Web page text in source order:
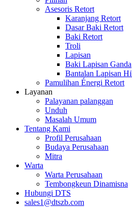
Asesoris Retort
Karanjang Retort
Dasar Baki Retort
Baki Retort
Troli
Lapisan
Baki Lapisan Ganda
Bantalan Lapisan
Pamulihan Énergi Retort
Layanan
Palayanan palanggan
Unduh
Masalah Umum
Tentang Kami
Profil Perusahaan
Budaya Perusahaan
Mitra
Warta
Warta Perusahaan
Tembongkeun Dinamisna
Hubungi DTS
sales1@dtszb.com